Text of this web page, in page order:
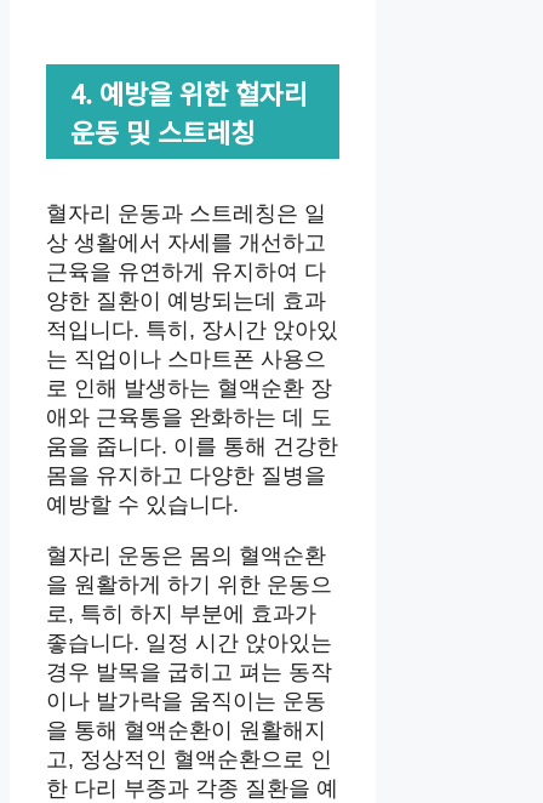
4. 예방을 위한 혈자리
운동 및 스트레칭
혈자리 운동과 스트레칭은 일
상 생활에서 자세를 개선하고
근육을 유연하게 유지하여 다
양한 질환이 예방되는데 효과
적입니다. 특히, 장시간 앉아있
는 직업이나 스마트폰 사용으
로 인해 발생하는 혈액순환 장
애와 근육통을 완화하는 데 도
움을 줍니다. 이를 통해 건강한
몸을 유지하고 다양한 질병을
예방할 수 있습니다.
혈자리 운동은 몸의 혈액순환
을 원활하게 하기 위한 운동으
로, 특히 하지 부분에 효과가
좋습니다. 일정 시간 앉아있는
경우 발목을 굽히고 펴는 동작
이나 발가락을 움직이는 운동
을 통해 혈액순환이 원활해지
고, 정상적인 혈액순환으로 인
한 다리 부종과 각종 질환을 예